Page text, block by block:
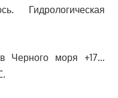
Гидрологическая
Черного моря +17…